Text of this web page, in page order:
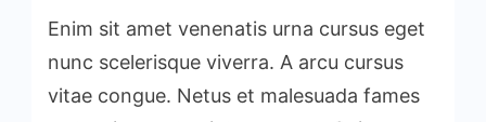
Enim sit amet venenatis urna cursus eget
nunc scelerisque viverra. A arcu cursus
vitae congue. Netus et malesuada fames